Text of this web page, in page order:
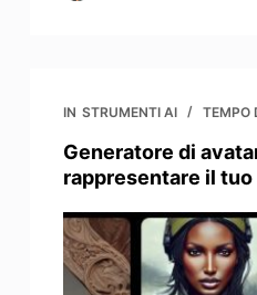
IN STRUMENTI AI TEMPO
Generatore di
rappresentare il